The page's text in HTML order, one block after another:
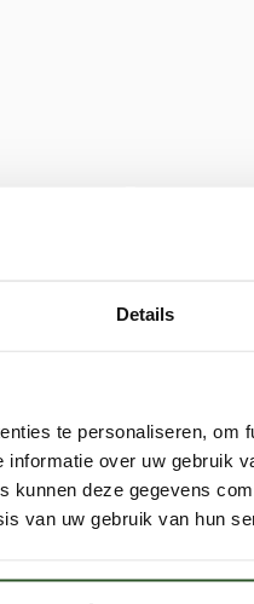
Details
te personaliseren, om
over uw gebruik
kunnen deze gegevens
van uw gebruik van hun